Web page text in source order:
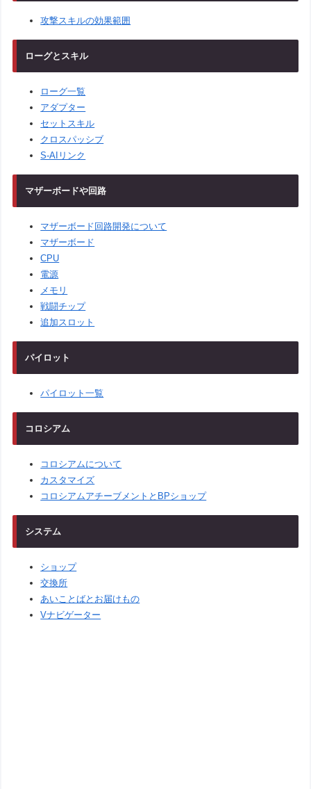
攻撃スキルの効果範囲
ローグとスキル
ローグ一覧
アダプター
セットスキル
クロスパッシブ
S-AIリンク
マザーボードや回路
マザーボード回路開発について
マザーボード
CPU
電源
メモリ
戦闘チップ
追加スロット
パイロット
パイロット一覧
コロシアム
コロシアムについて
カスタマイズ
コロシアムアチーブメントとBPショップ
システム
ショップ
交換所
あいことばとお届けもの
Vナビゲーター